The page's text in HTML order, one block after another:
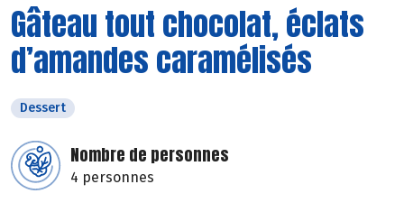
Gâteau tout chocolat, éclats
d’amandes caramélisés
Dessert
Nombre de personnes
4 personnes